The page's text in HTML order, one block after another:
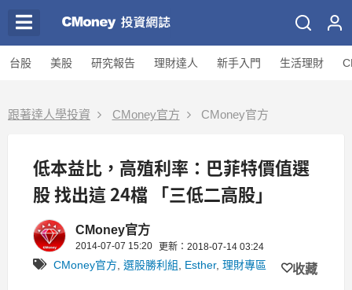
台股 美股 研究報告 理財達人 新手入門 生活理財
跟著達人學投資 CMoney官方 CMoney官方
低本益比，高殖利率：巴菲特價值選
股 找出這 24檔 「三低二高股」
CMoney官方
2014-07-07 15:20 更新：2018-07-14 03:24
CMoney官方 選股勝利組 Esther, 理財專區 收藏